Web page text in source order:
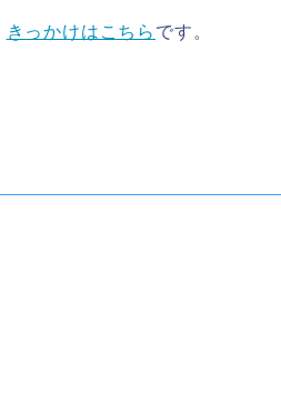
きっかけはこちら です。